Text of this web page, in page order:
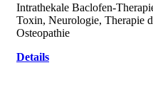
Intrathekale Baclofen-
Toxin, Neurologie, Therapie
Osteopathie
Details